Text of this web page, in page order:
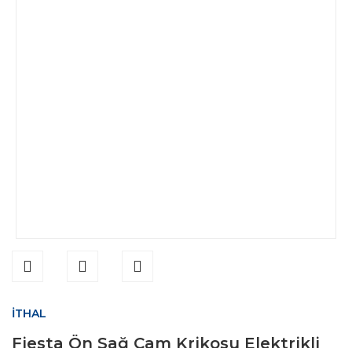
İTHAL
Fiesta Ön Sağ Cam Krikosu Elektrikli